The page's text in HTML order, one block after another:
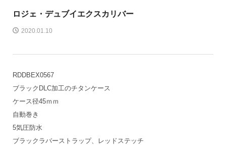
ロジェ・デュブイエクスカリバー
2020.01.10
RDDBEX0567
ブラックDLC加工のチタンケース
ケース径45ｍｍ
自動巻き
5気圧防水
ブラックラバーストラップ、レッドステッチ